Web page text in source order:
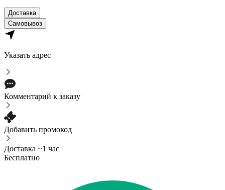
Доставка
Самовывоз
Указать адрес
Комментарий к заказу
Добавить промокод
Доставка ~1 час
Бесплатно